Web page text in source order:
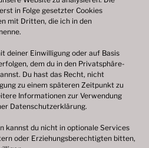
in Folge gesetzter Cookies
mit Dritten, die ich in den
deiner Einwilligung oder auf Basis
dem du in den Privatsphäre-
Du hast das Recht, nicht
zu einem späteren Zeitpunkt zu
Informationen zur Verwendung
Datenschutzerklärung.
kannst du nicht in optionale Services
oder Erziehungsberechtigten bitten,
Datenschutzerklärung
Impressum